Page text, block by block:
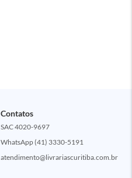
Contatos
SAC 4020-9697
WhatsApp (41) 3330-5191
atendimento@livrariascuritiba.com.br